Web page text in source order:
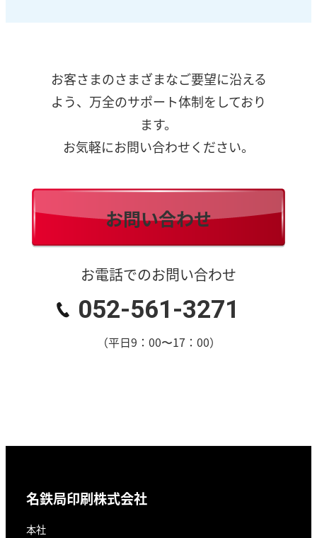
お客さまのさまざまなご要望に沿える
よう、万全のサポート体制をしており
ます。
お気軽にお問い合わせください。
お問い合わせ
お電話でのお問い合わせ
052-561-3271
（平日9：00〜17：00）
名鉄局印刷株式会社
本社